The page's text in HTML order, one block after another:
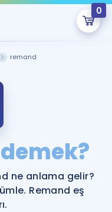
0
onlarca eğitim seni
remand
ne anlama gelir?
Remand eş